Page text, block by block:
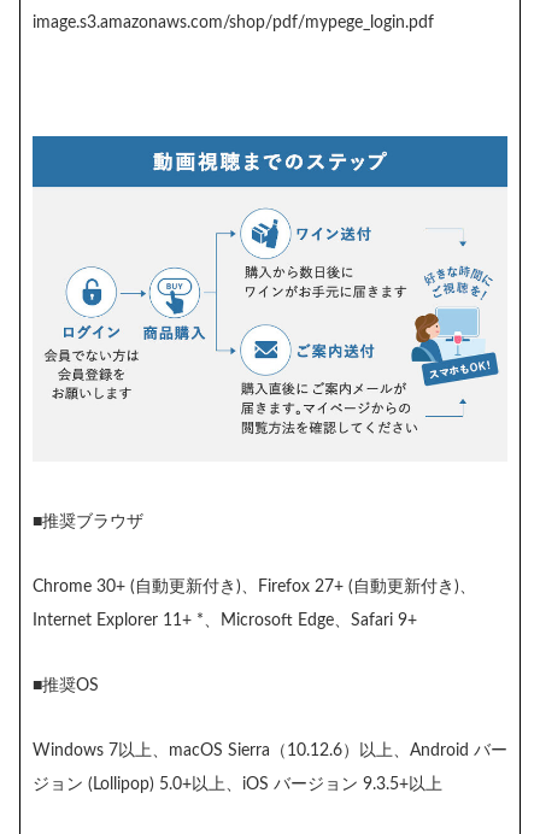
image.s3.amazonaws.com/shop/pdf/mypege_login.pdf
■推奨ブラウザ
Chrome 30+ (自動更新付き)、Firefox 27+ (自動更新付き)、
Internet Explorer 11+ *、Microsoft Edge、Safari 9+
■推奨OS
Windows 7以上、macOS Sierra（10.12.6）以上、Android バー
ジョン (Lollipop) 5.0+以上、iOS バージョン 9.3.5+以上